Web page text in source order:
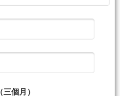
）他們別無選擇…我們已消
空軍，我們也已推翻他們
在伊朗衝突之際充滿韌性
業指數和標普500指數會下
美元。標普500指數20日收
個月）